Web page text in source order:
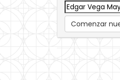
Comenzar